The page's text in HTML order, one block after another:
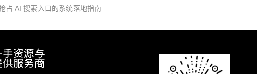
占 AI 搜索入口的系统落地指南